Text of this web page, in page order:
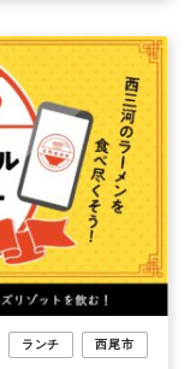
ランチ 西尾市